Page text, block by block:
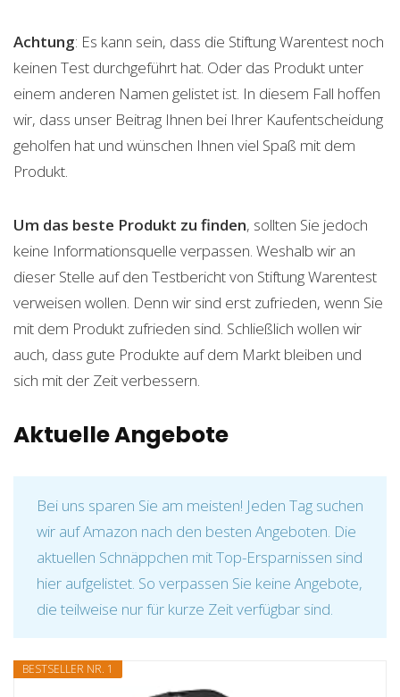
Achtung: Es kann sein, dass die Stiftung Warentest noch
keinen Test durchgeführt hat. Oder das Produkt unter
einem anderen Namen gelistet ist. In diesem Fall hoffen
wir, dass unser Beitrag Ihnen bei Ihrer Kaufentscheidung
geholfen hat und wünschen Ihnen viel Spaß mit dem
Produkt.
Um das beste Produkt zu finden, sollten Sie jedoch
keine Informationsquelle verpassen. Weshalb wir an
dieser Stelle auf den Testbericht von Stiftung Warentest
verweisen wollen. Denn wir sind erst zufrieden, wenn Sie
mit dem Produkt zufrieden sind. Schließlich wollen wir
auch, dass gute Produkte auf dem Markt bleiben und
sich mit der Zeit verbessern.
Aktuelle Angebote
Bei uns sparen Sie am meisten! Jeden Tag suchen
wir auf Amazon nach den besten Angeboten. Die
aktuellen Schnäppchen mit Top-Ersparnissen sind
hier aufgelistet. So verpassen Sie keine Angebote,
die teilweise nur für kurze Zeit verfügbar sind.
BESTSELLER NR. 1